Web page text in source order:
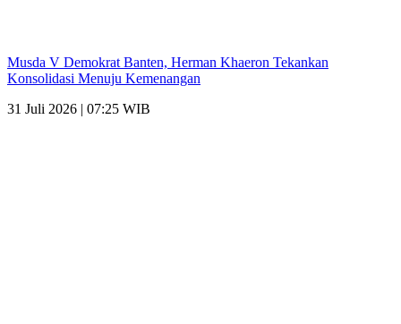
Musda V Demokrat Banten, Herman Khaeron Tekankan
Konsolidasi Menuju Kemenangan
31 Juli 2026 | 07:25 WIB